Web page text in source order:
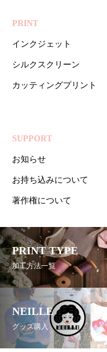
PRINT
インクジェット
シルクスクリーン
カッティングプリント
SUPPORT
お知らせ
お持ち込みについて
著作権について
PRINT TYPE
加工方法一覧
NEILLE
グッズ購入